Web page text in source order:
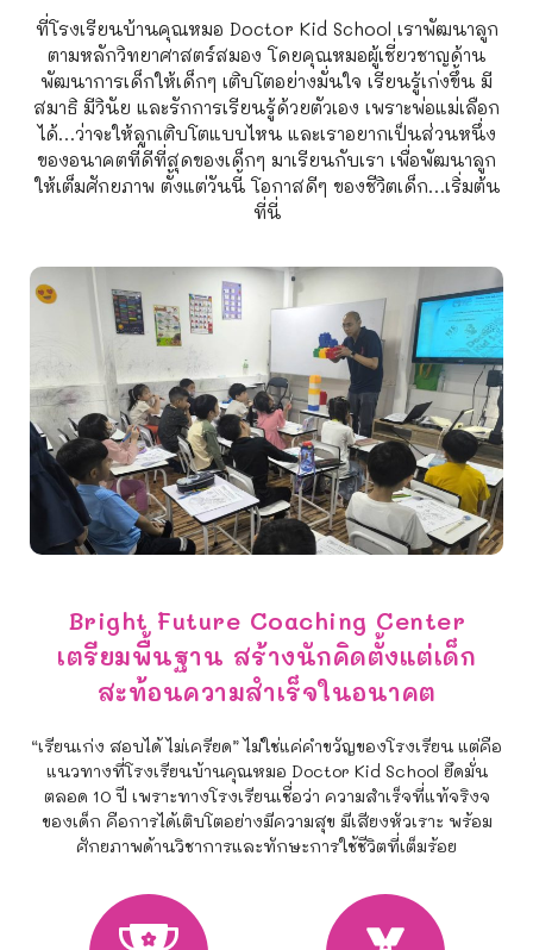
ที่โรงเรียนบ้านคุณหมอ Doctor Kid School เราพัฒนาลูก
ตามหลักวิทยาศาสตร์สมอง โดยคุณหมอผู้เชี่ยวชาญด้าน
พัฒนาการเด็กให้เด็กๆ เติบโตอย่างมั่นใจ เรียนรู้เก่งขึ้น มี
สมาธิ มีวินัย และรักการเรียนรู้ด้วยตัวเอง เพราะพ่อแม่เลือก
ได้…ว่าจะให้ลูกเติบโตแบบไหน และเราอยากเป็นส่วนหนึ่ง
ของอนาคตที่ดีที่สุดของเด็กๆ มาเรียนกับเรา เพื่อพัฒนาลูก
ให้เต็มศักยภาพ ตั้งแต่วันนี้ โอกาสดีๆ ของชีวิตเด็ก…เริ่มต้น
ที่นี่
Bright Future Coaching Center
เตรียมพื้นฐาน สร้างนักคิดตั้งแต่เด็ก
สะท้อนความสำเร็จในอนาคต
“เรียนเก่ง สอบได้ ไม่เครียด” ไม่ใช่แค่คำขวัญของโรงเรียน แต่คือ
แนวทางที่โรงเรียนบ้านคุณหมอ Doctor Kid School ยึดมั่น
ตลอด 10 ปี เพราะทางโรงเรียนเชื่อว่า ความสำเร็จที่แท้จริงจ
ของเด็ก คือการได้เติบโตอย่างมีความสุข มีเสียงหัวเราะ พร้อม
ศักยภาพด้านวิชาการและทักษะการใช้ชีวิตที่เต็มร้อย